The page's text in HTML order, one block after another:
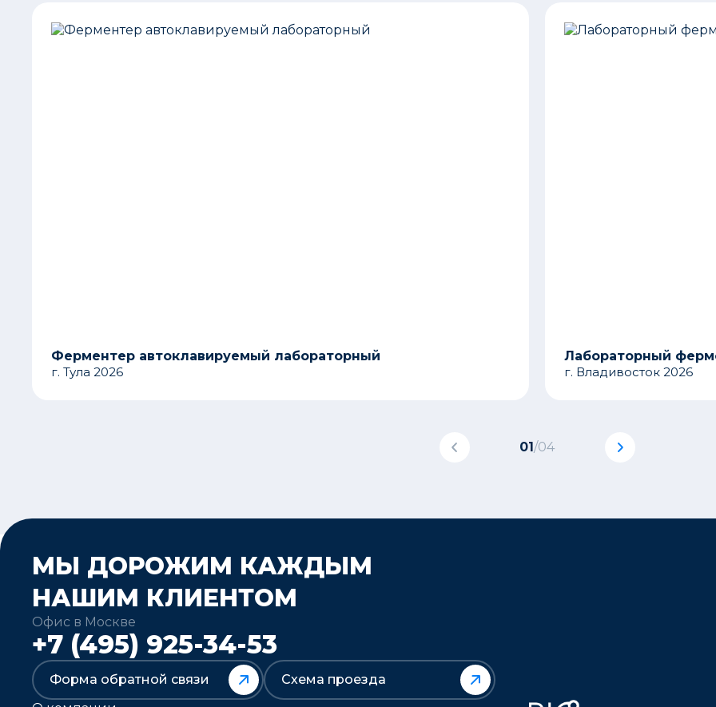
Ферментер автоклавируемый лабораторный
г. Тула 2026
Лабораторный
г. Владивосток 2026
01/04
МЫ ДОРОЖИМ КАЖДЫМ
НАШИМ КЛИЕНТОМ
Офис в Москве
+7 (495) 925-34-53
Форма обратной связи
Схема проезда